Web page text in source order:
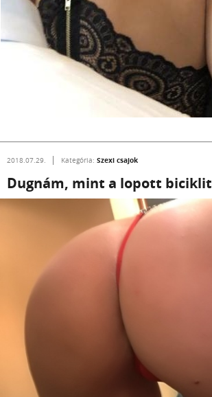
2018.07.29. Kategória: Szexi csajok
Dugnám, mint a lopott biciklit